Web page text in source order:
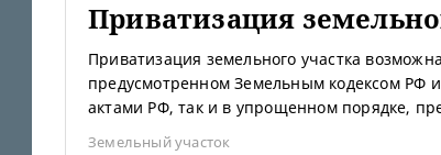
Приватизация
Приватизация земельного участка
предусмотренном Земельным кодексом
актами РФ, так и в упрощенном порядке,
Земельный участок